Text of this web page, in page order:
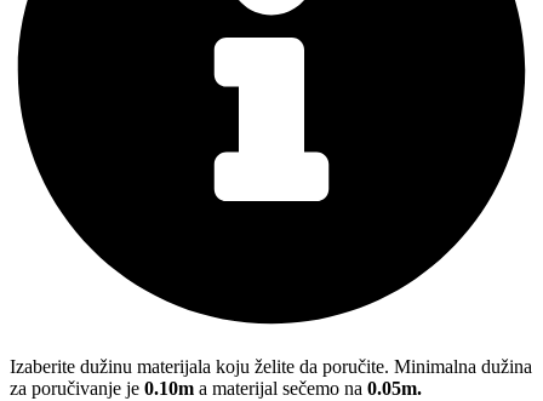
Izaberite dužinu materijala koju želite da poručite. Minimalna dužina
za poručivanje je 0.10m a materijal sečemo na 0.05m.